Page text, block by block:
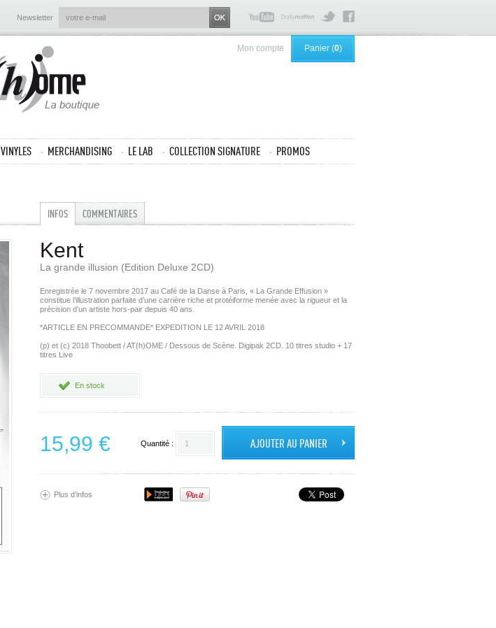
Newsletter
Mon compte Panier (0)
VINYLES MERCHANDISING LE LAB COLLECTION SIGNATURE PROMOS
INFOS COMMENTAIRES
Kent
La grande illusion (Edition Deluxe 2CD)
Enregistrée le 7 novembre 2017 au Café de la Danse à Paris, « La Grande Effusion »
constitue l’illustration parfaite d’une carrière riche et protéiforme menée avec la rigueur et la
précision d’un artiste hors-pair depuis 40 ans.
*ARTICLE EN PRECOMMANDE* EXPEDITION LE 12 AVRIL 2018
(p) et (c) 2018 Thoobett / AT(h)OME / Dessous de Scène. Digipak 2CD. 10 titres studio + 17
titres Live
En stock
Quantité :
15,99 €
Plus d’infos